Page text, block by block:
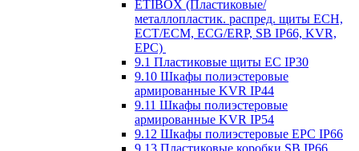
ETIBOX (Пластиковые/
металлопластик. распред. щиты ECH,
ECT/ECM, ECG/ERP, SB IP66, KVR,
EPC)
9.1 Пластиковые щиты EC IP30
9.10 Шкафы полиэстеровые
армированные KVR IP44
9.11 Шкафы полиэстеровые
армированные KVR IP54
9.12 Шкафы полиэстеровые EPC IP66
9.13 Пластиковые коробки SB IP66